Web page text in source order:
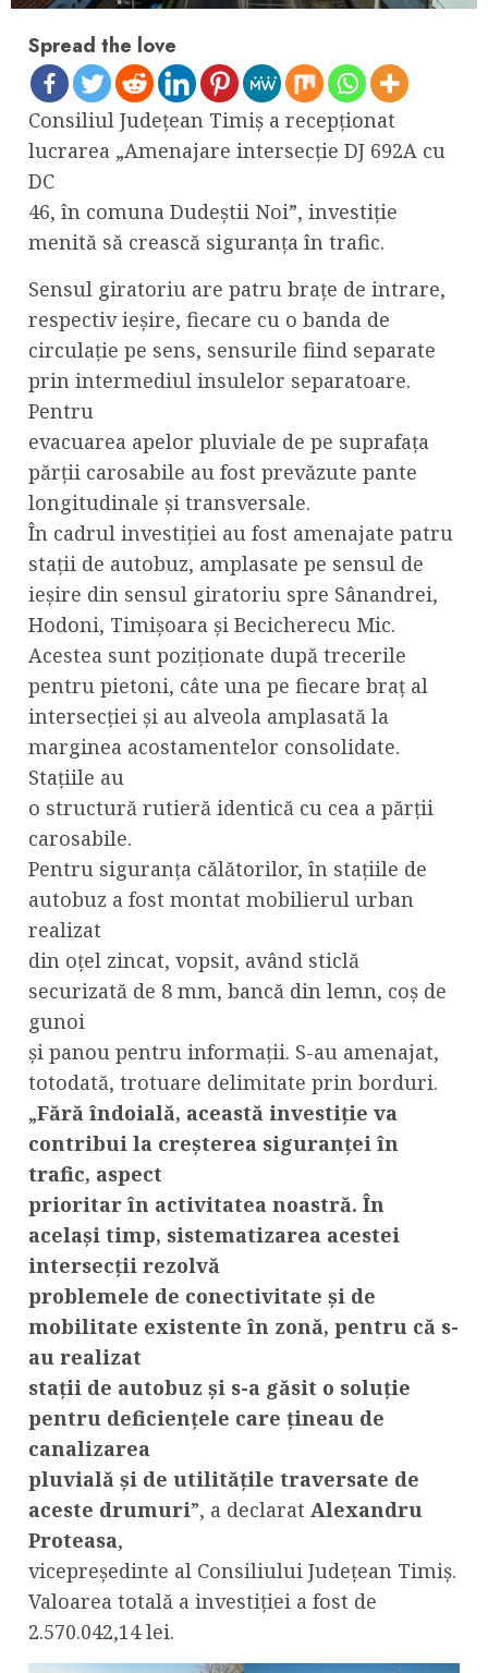
Spread the love
Consiliul Județean Timiș a recepționat
lucrarea „Amenajare intersecție DJ 692A cu
DC
46, în comuna Dudeștii Noi”, investiție
menită să crească siguranța în trafic.
Sensul giratoriu are patru brațe de intrare,
respectiv ieșire, fiecare cu o banda de
circulație pe sens, sensurile fiind separate
prin intermediul insulelor separatoare.
Pentru
evacuarea apelor pluviale de pe suprafața
părții carosabile au fost prevăzute pante
longitudinale și transversale.
În cadrul investiției au fost amenajate patru
stații de autobuz, amplasate pe sensul de
ieșire din sensul giratoriu spre Sânandrei,
Hodoni, Timișoara și Becicherecu Mic.
Acestea sunt poziționate după trecerile
pentru pietoni, câte una pe fiecare braț al
intersecției și au alveola amplasată la
marginea acostamentelor consolidate.
Stațiile au
o structură rutieră identică cu cea a părții
carosabile.
Pentru siguranța călătorilor, în stațiile de
autobuz a fost montat mobilierul urban
realizat
din oțel zincat, vopsit, având sticlă
securizată de 8 mm, bancă din lemn, coș de
gunoi
și panou pentru informații. S-au amenajat,
totodată, trotuare delimitate prin borduri.
„Fără îndoială, această investiție va
contribui la creșterea siguranței în
trafic, aspect
prioritar în activitatea noastră. În
același timp, sistematizarea acestei
intersecții rezolvă
problemele de conectivitate și de
mobilitate existente în zonă, pentru că s-
au realizat
stații de autobuz și s-a găsit o soluție
pentru deficiențele care țineau de
canalizarea
pluvială și de utilitățile traversate de
aceste drumuri”, a declarat Alexandru
Proteasa,
vicepreședinte al Consiliului Județean Timiș.
Valoarea totală a investiției a fost de
2.570.042,14 lei.